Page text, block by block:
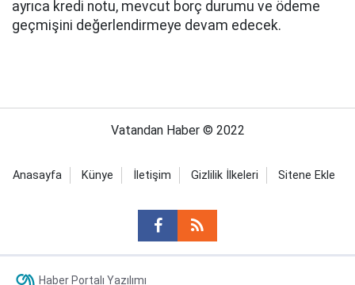
ayrıca kredi notu, mevcut borç durumu ve ödeme
geçmişini değerlendirmeye devam edecek.
Vatandan Haber © 2022
Anasayfa Künye İletişim Gizlilik İlkeleri Sitene Ekle
Haber Portalı Yazılımı